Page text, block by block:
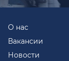
О нас
Вакансии
Новости